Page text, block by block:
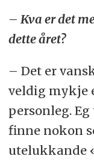
– Kva er det
dette året?
– Det er
veldig mykje
personleg.
finne nokon
utelukkande